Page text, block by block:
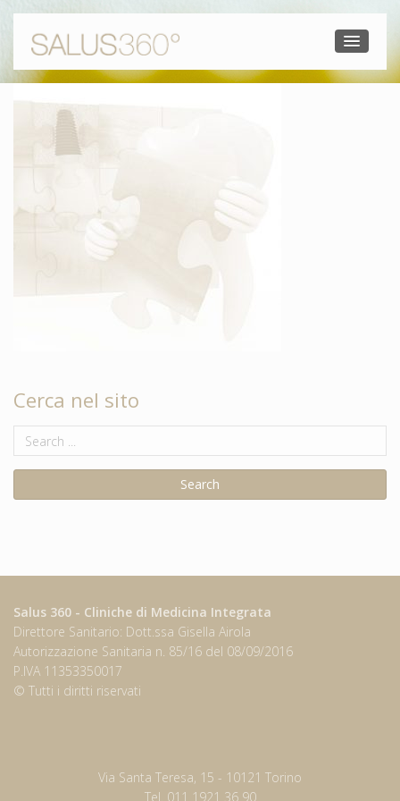
Cerca nel sito
Salus 360 - Cliniche di Medicina Integrata
Direttore Sanitario: Dott.ssa Gisella Airola
Autorizzazione Sanitaria n. 85/16 del 08/09/2016
P.IVA 11353350017
© Tutti i diritti riservati
Via Santa Teresa, 15 - 10121 Torino
Tel. 011 1921 36 90